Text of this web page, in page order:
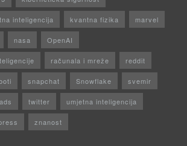
inteligencija kvantna fizika marvel
nasa OpenAI
računala i mreže reddit
snapchat Snowflake svemir
twitter umjetna inteligencija
znanost